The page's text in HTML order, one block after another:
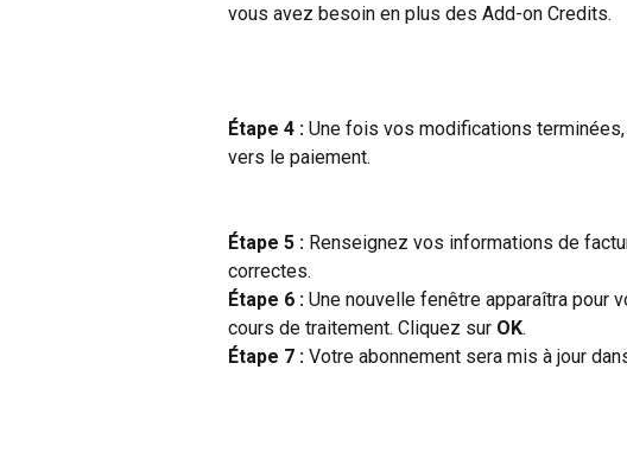
vous avez besoin en plus des Add-on Credits.
Étape 4 : Une fois vos modifications
vers le paiement.
Étape 5 : Renseignez vos informations de
correctes.
Étape 6 : Une nouvelle fenêtre apparaîtra pour
cours de traitement. Cliquez sur OK.
Étape 7 : Votre abonnement sera mis à jour